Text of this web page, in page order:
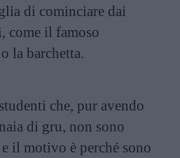
di cominciare dai
come il famoso
la barchetta.
che, pur avendo
di gru, non sono
il motivo è perché sono